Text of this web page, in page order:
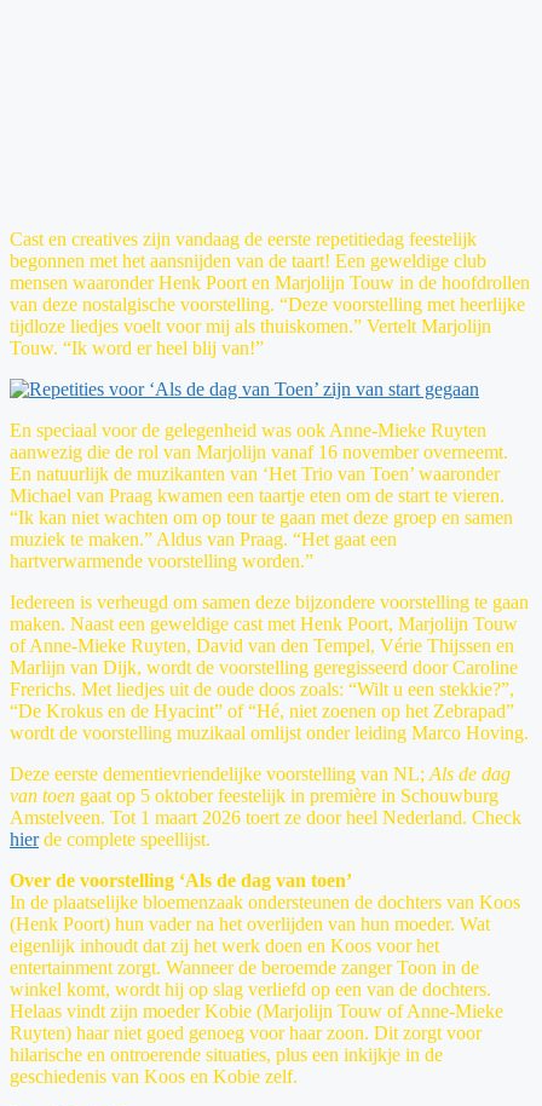
Cast en creatives zijn vandaag de eerste repetitiedag feestelijk
begonnen met het aansnijden van de taart! Een geweldige club
mensen waaronder Henk Poort en Marjolijn Touw in de hoofdrollen
van deze nostalgische voorstelling. “Deze voorstelling met heerlijke
tijdloze liedjes voelt voor mij als thuiskomen.” Vertelt Marjolijn
Touw. “Ik word er heel blij van!”
En speciaal voor de gelegenheid was ook Anne-Mieke Ruyten
aanwezig die de rol van Marjolijn vanaf 16 november overneemt.
En natuurlijk de muzikanten van ‘Het Trio van Toen’ waaronder
Michael van Praag kwamen een taartje eten om de start te vieren.
“Ik kan niet wachten om op tour te gaan met deze groep en samen
muziek te maken.” Aldus van Praag. “Het gaat een
hartverwarmende voorstelling worden.”
Iedereen is verheugd om samen deze bijzondere voorstelling te gaan
maken. Naast een geweldige cast met Henk Poort, Marjolijn Touw
of Anne-Mieke Ruyten, David van den Tempel, Vérie Thijssen en
Marlijn van Dijk, wordt de voorstelling geregisseerd door Caroline
Frerichs. Met liedjes uit de oude doos zoals: “Wilt u een stekkie?”,
“De Krokus en de Hyacint” of “Hé, niet zoenen op het Zebrapad”
wordt de voorstelling muzikaal omlijst onder leiding Marco Hoving.
Deze eerste dementievriendelijke voorstelling van NL;Als de dag
van toen gaat op 5 oktober feestelijk in première in Schouwburg
Amstelveen. Tot 1 maart 2026 toert ze door heel Nederland. Check
hierde complete speellijst.
Over de voorstelling ‘Als de dag van toen’
In de plaatselijke bloemenzaak ondersteunen de dochters van Koos
(Henk Poort) hun vader na het overlijden van hun moeder. Wat
eigenlijk inhoudt dat zij het werk doen en Koos voor het
entertainment zorgt. Wanneer de beroemde zanger Toon in de
winkel komt, wordt hij op slag verliefd op een van de dochters.
Helaas vindt zijn moeder Kobie (Marjolijn Touw of Anne-Mieke
Ruyten) haar niet goed genoeg voor haar zoon. Dit zorgt voor
hilarische en ontroerende situaties, plus een inkijkje in de
geschiedenis van Koos en Kobie zelf.